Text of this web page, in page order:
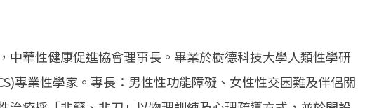
中華性健康促進協會理事長。畢業於樹德科技大學人類性學研
專業性學家。專長：男性性功能障礙、女性性交困難及伴侶關